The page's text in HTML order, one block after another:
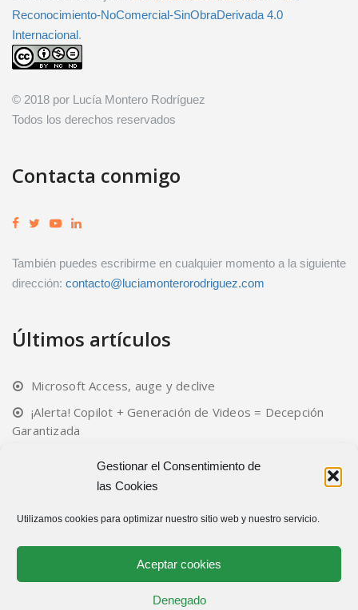
Gestionar el Consentimiento de
las Cookies
Utilizamos cookies para optimizar nuestro sitio web y nuestro servicio.
Aceptar cookies
Denegado
Reconocimiento-NoComercial-SinObraDerivada 4.0
Internacional.
© 2018 por Lucía Montero Rodríguez
Todos los derechos reservados
Contacta conmigo
También puedes escribirme en cualquier momento a la siguiente
dirección: contacto@luciamonterorodriguez.com
Últimos artículos
Microsoft Access, auge y declive
¡Alerta! Copilot + Generación de Videos = Decepción
Garantizada
Copilot y Teams, una buena alianza
Aviso legal y Política de privacidad